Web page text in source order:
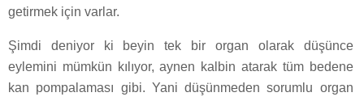
getirmek için varlar.
Şimdi deniyor ki beyin tek bir organ olarak düşünce
eylemini mümkün kılıyor, aynen kalbin atarak tüm bedene
kan pompalaması gibi. Yani düşünmeden sorumlu organ